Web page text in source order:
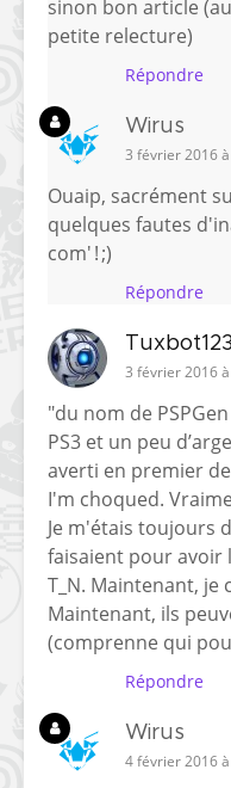
sinon bon article
petite relecture)
Répondre
Wirus
3 février 2016 à
Ouaip, sacrément
quelques fautes
com' ! ;)
Répondre
Tuxbot123
3 février 2016
"du nom de
PS3 et un peu
averti en premier
I'm choqued.
Je m'étais toujours
faisaient pour avoir
T_N. Maintenant, je
Maintenant, ils
(comprenne qui
Répondre
Wirus
4 février 2016 à